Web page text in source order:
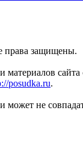
права защищены.
сайта
posudka.ru.
может не